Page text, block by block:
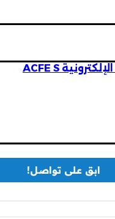
ابق على تواصل!